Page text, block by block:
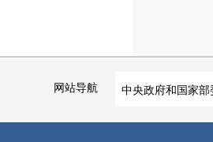
网站导航 中央政府和国家部